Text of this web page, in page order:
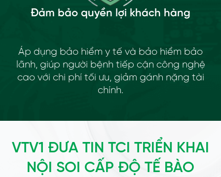
Đảm bảo quyền lợi khách hàng
Áp dụng bảo hiểm y tế và bảo hiểm bảo
lãnh, giúp người bệnh tiếp cận công nghệ
cao với chi phí tối ưu, giảm gánh nặng tài
chính.
VTV1 ĐƯA TIN TCI TRIỂN KHAI
NỘI SOI CẤP ĐỘ TẾ BÀO